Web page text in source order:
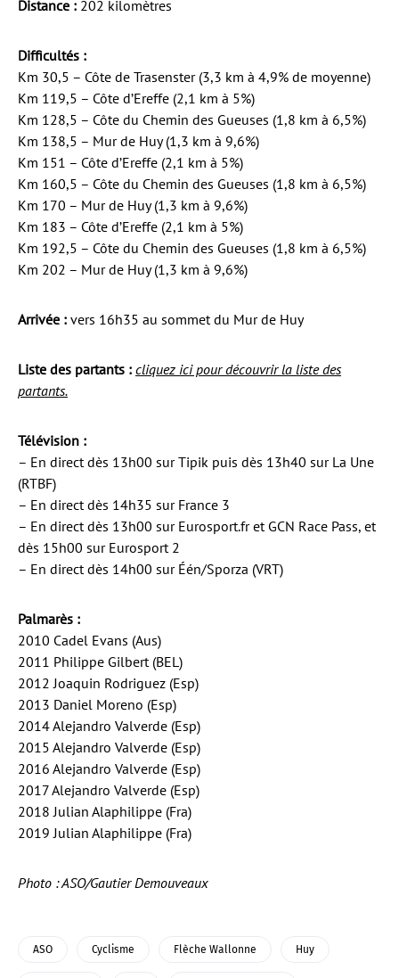
Distance : 202 kilomètres
Difficultés :
Km 30,5 – Côte de Trasenster (3,3 km à 4,9% de moyenne)
Km 119,5 – Côte d’Ereffe (2,1 km à 5%)
Km 128,5 – Côte du Chemin des Gueuses (1,8 km à 6,5%)
Km 138,5 – Mur de Huy (1,3 km à 9,6%)
Km 151 – Côte d’Ereffe (2,1 km à 5%)
Km 160,5 – Côte du Chemin des Gueuses (1,8 km à 6,5%)
Km 170 – Mur de Huy (1,3 km à 9,6%)
Km 183 – Côte d’Ereffe (2,1 km à 5%)
Km 192,5 – Côte du Chemin des Gueuses (1,8 km à 6,5%)
Km 202 – Mur de Huy (1,3 km à 9,6%)
Arrivée : vers 16h35 au sommet du Mur de Huy
Liste des partants : cliquez ici pour découvrir la liste des
partants.
Télévision :
– En direct dès 13h00 sur Tipik puis dès 13h40 sur La Une
(RTBF)
– En direct dès 14h35 sur France 3
– En direct dès 13h00 sur Eurosport.fr et GCN Race Pass, et
dès 15h00 sur Eurosport 2
– En direct dès 14h00 sur Één/Sporza (VRT)
Palmarès :
2010 Cadel Evans (Aus)
2011 Philippe Gilbert (BEL)
2012 Joaquin Rodriguez (Esp)
2013 Daniel Moreno (Esp)
2014 Alejandro Valverde (Esp)
2015 Alejandro Valverde (Esp)
2016 Alejandro Valverde (Esp)
2017 Alejandro Valverde (Esp)
2018 Julian Alaphilippe (Fra)
2019 Julian Alaphilippe (Fra)
Photo : ASO/Gautier Demouveaux
ASO Cyclisme Flèche Wallonne Huy